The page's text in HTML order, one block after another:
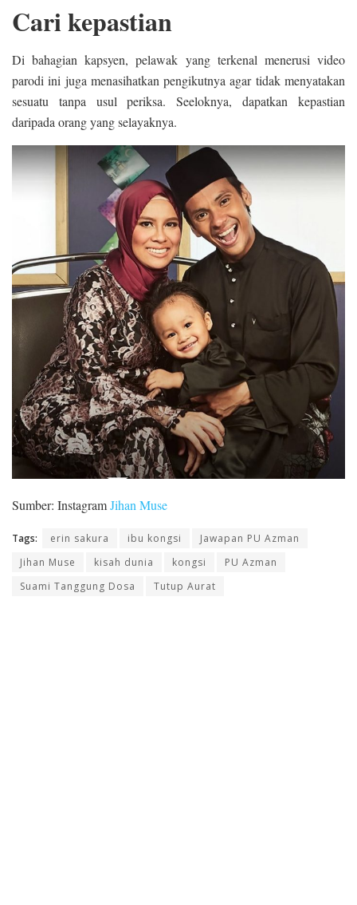
Cari kepastian
Di bahagian kapsyen, pelawak yang terkenal menerusi video
parodi ini juga menasihatkan pengikutnya agar tidak menyatakan
sesuatu tanpa usul periksa. Seeloknya, dapatkan kepastian
daripada orang yang selayaknya.
Sumber: InstagramJihan Muse
Tags: erin sakura ibu kongsi
Jawapan PU Azman
Jihan Muse
kisah dunia kongsi
PU Azman
Suami Tanggung Dosa
Tutup Aurat